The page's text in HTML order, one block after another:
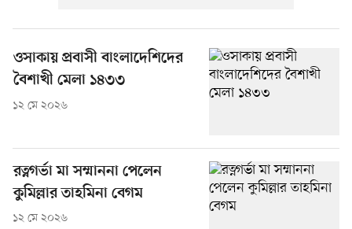
ওসাকায় প্রবাসী বাংলাদেশিদের
বৈশাখী মেলা ১৪৩৩
১২ মে ২০২৬
রত্নগর্ভা মা সম্মাননা পেলেন
কুমিল্লার তাহমিনা বেগম
১২ মে ২০২৬